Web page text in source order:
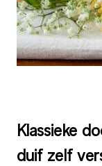
Klassieke
duif zelf